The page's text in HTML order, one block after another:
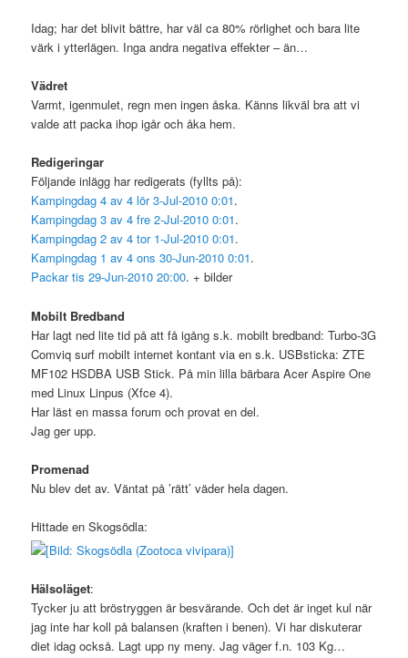
Idag; har det blivit bättre, har väl ca 80% rörlighet och bara lite
värk i ytterlägen. Inga andra negativa effekter – än…
Vädret
Varmt, igenmulet, regn men ingen åska. Känns likväl bra att vi
valde att packa ihop igår och åka hem.
Redigeringar
Följande inlägg har redigerats (fyllts på):
Kampingdag 4 av 4 lör 3-Jul-2010 0:01.
Kampingdag 3 av 4 fre 2-Jul-2010 0:01.
Kampingdag 2 av 4 tor 1-Jul-2010 0:01.
Kampingdag 1 av 4 ons 30-Jun-2010 0:01.
Packar tis 29-Jun-2010 20:00. + bilder
Mobilt Bredband
Har lagt ned lite tid på att få igång s.k. mobilt bredband: Turbo-3G
Comviq surf mobilt internet kontant via en s.k. USBsticka: ZTE
MF102 HSDBA USB Stick. På min lilla bärbara Acer Aspire One
med Linux Linpus (Xfce 4).
Har läst en massa forum och provat en del.
Jag ger upp.
Promenad
Nu blev det av. Väntat på ’rätt’ väder hela dagen.
Hittade en Skogsödla:
Hälsoläget:
Tycker ju att bröstryggen är besvärande. Och det är inget kul när
jag inte har koll på balansen (kraften i benen). Vi har diskuterar
diet idag också. Lagt upp ny meny. Jag väger f.n. 103 Kg…